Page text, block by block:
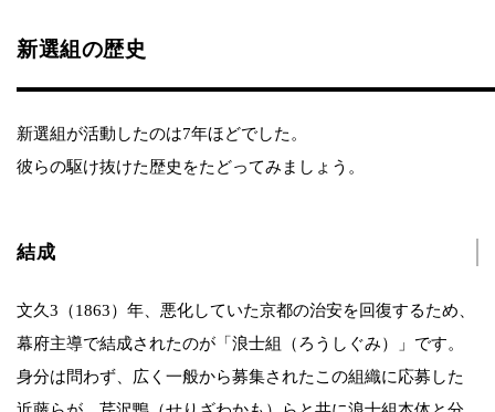
新選組の歴史
新選組が活動したのは7年ほどでした。
彼らの駆け抜けた歴史をたどってみましょう。
結成
文久3（1863）年、悪化していた京都の治安を回復するため、
幕府主導で結成されたのが「浪士組（ろうしぐみ）」です。
身分は問わず、広く一般から募集されたこの組織に応募した